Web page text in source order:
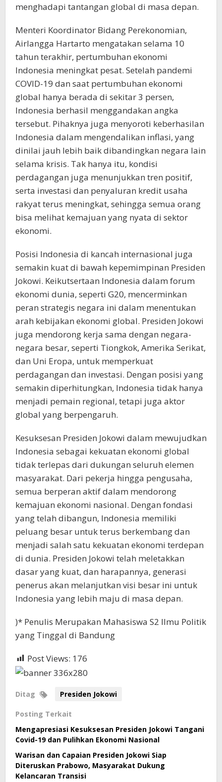
menghadapi tantangan global di masa depan.
Menteri Koordinator Bidang Perekonomian,
Airlangga Hartarto mengatakan selama 10
tahun terakhir, pertumbuhan ekonomi
Indonesia meningkat pesat. Setelah pandemi
COVID-19 dan saat pertumbuhan ekonomi
global hanya berada di sekitar 3 persen,
Indonesia berhasil menggandakan angka
tersebut. Pihaknya juga menyoroti keberhasilan
Indonesia dalam mengendalikan inflasi, yang
dinilai jauh lebih baik dibandingkan negara lain
selama krisis. Tak hanya itu, kondisi
perdagangan juga menunjukkan tren positif,
serta investasi dan penyaluran kredit usaha
rakyat terus meningkat, sehingga semua orang
bisa melihat kemajuan yang nyata di sektor
ekonomi.
Posisi Indonesia di kancah internasional juga
semakin kuat di bawah kepemimpinan Presiden
Jokowi. Keikutsertaan Indonesia dalam forum
ekonomi dunia, seperti G20, mencerminkan
peran strategis negara ini dalam menentukan
arah kebijakan ekonomi global. Presiden Jokowi
juga mendorong kerja sama dengan negara-
negara besar, seperti Tiongkok, Amerika Serikat,
dan Uni Eropa, untuk memperkuat
perdagangan dan investasi. Dengan posisi yang
semakin diperhitungkan, Indonesia tidak hanya
menjadi pemain regional, tetapi juga aktor
global yang berpengaruh.
Kesuksesan Presiden Jokowi dalam mewujudkan
Indonesia sebagai kekuatan ekonomi global
tidak terlepas dari dukungan seluruh elemen
masyarakat. Dari pekerja hingga pengusaha,
semua berperan aktif dalam mendorong
kemajuan ekonomi nasional. Dengan fondasi
yang telah dibangun, Indonesia memiliki
peluang besar untuk terus berkembang dan
menjadi salah satu kekuatan ekonomi terdepan
di dunia. Presiden Jokowi telah meletakkan
dasar yang kuat, dan harapannya, generasi
penerus akan melanjutkan visi besar ini untuk
Indonesia yang lebih maju di masa depan.
)* Penulis Merupakan Mahasiswa S2 Ilmu Politik
yang Tinggal di Bandung
Post Views: 176
Ditag Presiden Jokowi
Posting Terkait
Mengapresiasi Kesuksesan Presiden Jokowi Tangani
Covid-19 dan Pulihkan Ekonomi Nasional
Warisan dan Capaian Presiden Jokowi Siap
Diteruskan Prabowo, Masyarakat Dukung
Kelancaran Transisi